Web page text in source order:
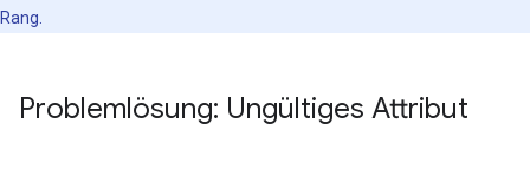
Rang.
Problemlösung: Ungültiges Attribut